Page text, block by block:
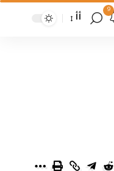
9
أأ